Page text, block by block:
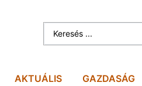
AKTUÁLIS GAZDASÁG